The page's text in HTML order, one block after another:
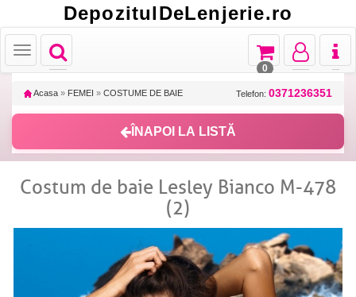
DepozitulDeLenjerie.ro
Toggle
navigation
Toggle
Toggle
navigation
Toggle
navigation
Toggle
navigation
0
Acasa » FEMEI » COSTUME DE BAIE Telefon: 0371236351
ÎNAPOI LA LISTĂ
Costum de baie Lesley Bianco M-478
(2)